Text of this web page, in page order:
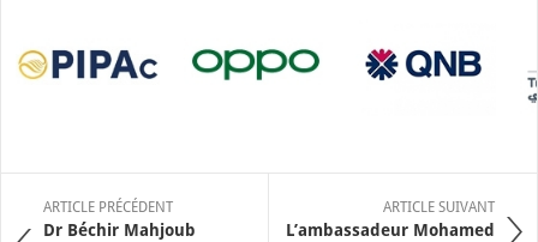
ARTICLE PRÉCÉDENT
Dr Béchir Mahjoub
ARTICLE SUIVANT
L’ambassadeur Mohamed